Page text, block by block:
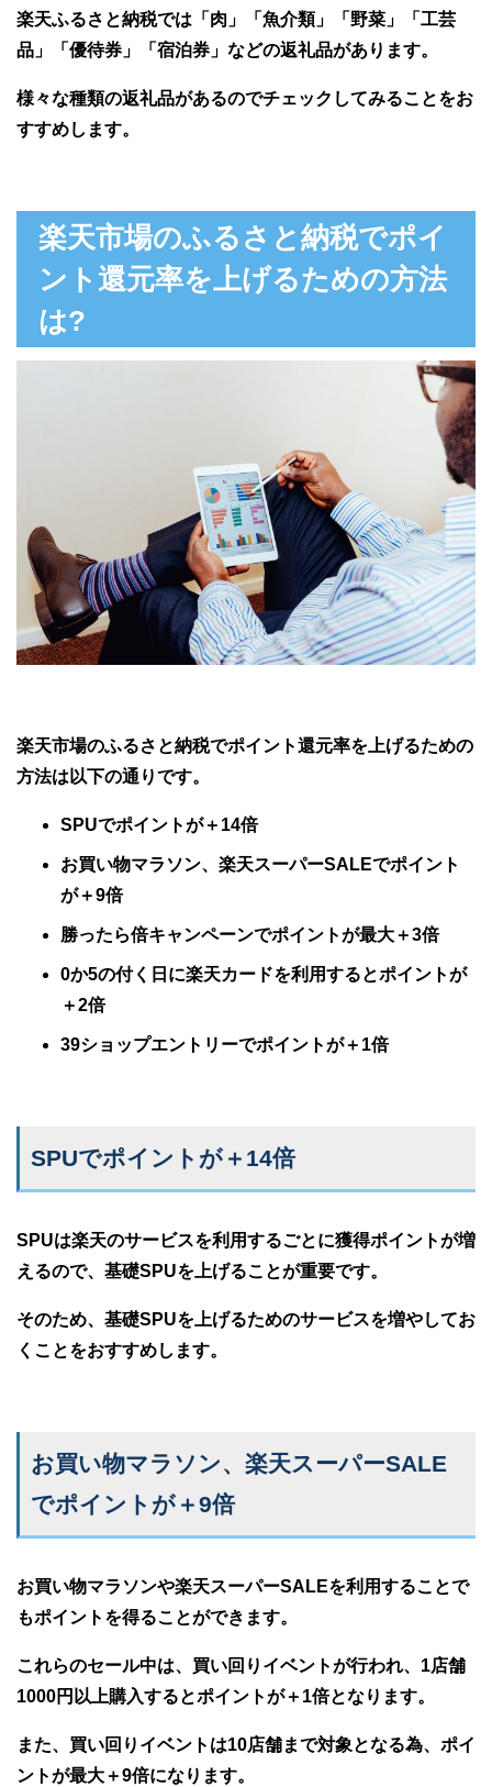
楽天ふるさと納税では「肉」「魚介類」「野菜」「工芸
品」「優待券」「宿泊券」などの返礼品があります。
様々な種類の返礼品があるのでチェックしてみることをお
すすめします。
楽天市場のふるさと納税でポイ
ント還元率を上げるための方法
は?
楽天市場のふるさと納税でポイント還元率を上げるための
方法は以下の通りです。
SPUでポイントが＋14倍
お買い物マラソン、楽天スーパーSALEでポイント
が＋9倍
勝ったら倍キャンペーンでポイントが最大＋3倍
0か5の付く日に楽天カードを利用するとポイントが
＋2倍
39ショップエントリーでポイントが＋1倍
SPUでポイントが＋14倍
SPUは楽天のサービスを利用するごとに獲得ポイントが増
えるので、基礎SPUを上げることが重要です。
そのため、基礎SPUを上げるためのサービスを増やしてお
くことをおすすめします。
お買い物マラソン、楽天スーパーSALE
でポイントが＋9倍
お買い物マラソンや楽天スーパーSALEを利用することで
もポイントを得ることができます。
これらのセール中は、買い回りイベントが行われ、1店舗
1000円以上購入するとポイントが＋1倍となります。
また、買い回りイベントは10店舗まで対象となる為、ポイ
ントが最大＋9倍になります。